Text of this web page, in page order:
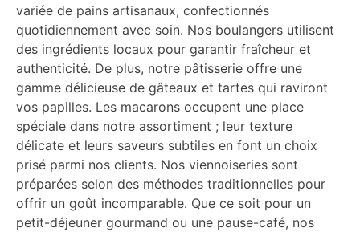
variée de pains artisanaux, confectionnés
quotidiennement avec soin. Nos boulangers utilisent
des ingrédients locaux pour garantir fraîcheur et
authenticité. De plus, notre pâtisserie offre une
gamme délicieuse de gâteaux et tartes qui raviront
vos papilles. Les macarons occupent une place
spéciale dans notre assortiment ; leur texture
délicate et leurs saveurs subtiles en font un choix
prisé parmi nos clients. Nos viennoiseries sont
préparées selon des méthodes traditionnelles pour
offrir un goût incomparable. Que ce soit pour un
petit-déjeuner gourmand ou une pause-café, nos